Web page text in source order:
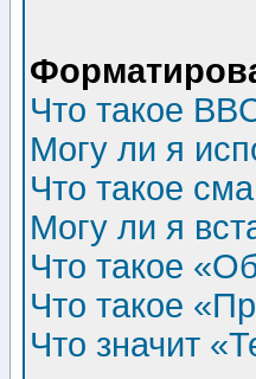
Что такое
Могу ли я
Что такое
Могу ли я
Что такое
Что такое
Что значит